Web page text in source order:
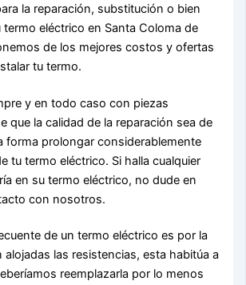
la reparación, substitución o bien
eléctrico en Santa Coloma de
de los mejores costos y ofertas
tu termo.
y en todo caso con piezas
que la calidad de la reparación sea de
forma prolongar considerablemente
tu termo eléctrico. Si halla cualquier
en su termo eléctrico, no dude en
con nosotros.
de un termo eléctrico es por la
alojadas las resistencias, esta habitúa a
reemplazarla por lo menos